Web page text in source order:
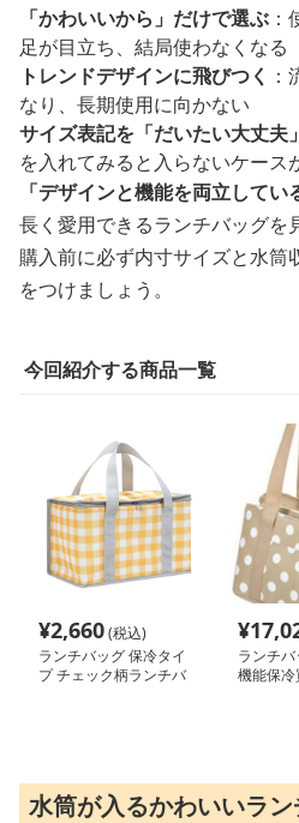
「かわいいから」だけで選ぶ
足が目立ち、結局使わなくなる
トレンドデザインに飛びつく
なり、長期使用に向かない
サイズ表記を「だいたい大丈夫
を入れてみると入らないケース
「デザインと機能を両立して
長く愛用できるランチバッグを
購入前に必ず内寸サイズと水筒
をつけましょう。
今回紹介する商品一覧
¥2,660(税込)
ランチバッグ 保冷タイ
プ チェック柄ランチバ
¥
ランチ
機能保
水筒が入るかわいいラ